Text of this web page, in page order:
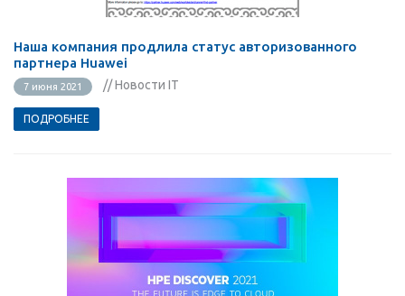
Наша компания продлила статус авторизованного
партнера Huawei
7 июня 2021 // Новости IT
ПОДРОБНЕЕ